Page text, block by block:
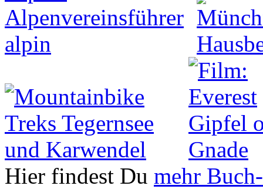
Hier findest Du mehr